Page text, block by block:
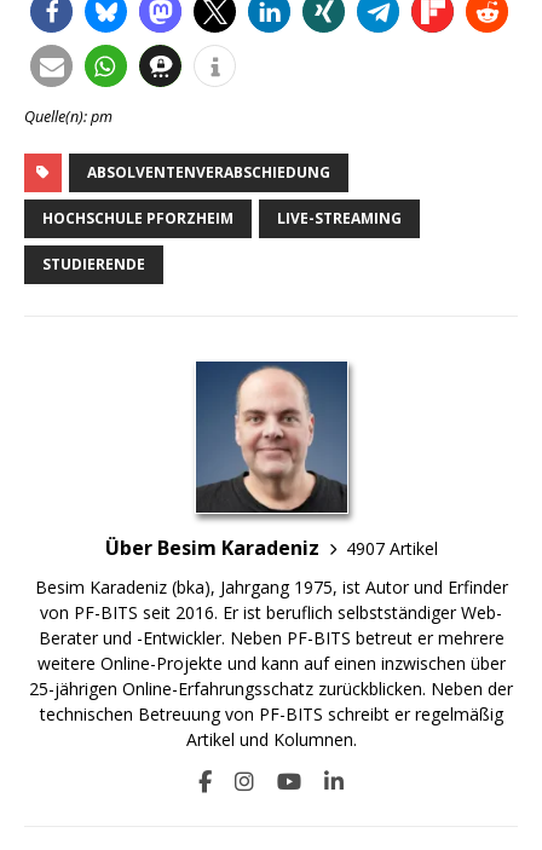
Quelle(n): pm
ABSOLVENTENVERABSCHIEDUNG
HOCHSCHULE PFORZHEIM LIVE-STREAMING
STUDIERENDE
Über Besim Karadeniz
4907 Artikel
Besim Karadeniz (bka), Jahrgang 1975, ist Autor und Erfinder
von PF-BITS seit 2016. Er ist beruflich selbstständiger Web-
Berater und -Entwickler. Neben PF-BITS betreut er mehrere
weitere Online-Projekte und kann auf einen inzwischen über
25-jährigen Online-Erfahrungsschatz zurückblicken. Neben der
technischen Betreuung von PF-BITS schreibt er regelmäßig
Artikel und Kolumnen.